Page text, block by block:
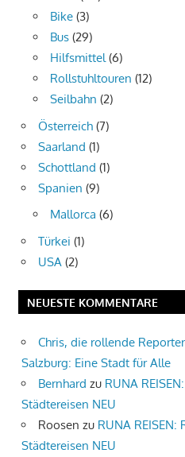
Bike (3)
Bus (29)
Hilfsmittel(6)
Rollstuhltouren (12)
Seilbahn (2)
Österreich (7)
Saarland (1)
Schottland (1)
Spanien (9)
Mallorca (6)
Türkei (1)
USA (2)
NEUESTE KOMMENTARE
Chris, die rollende
Salzburg: Eine Stadt für Alle
Bernhard zu RUNA
Städtereisen NEU
Roosen zu RUNA REISEN:
Städtereisen NEU